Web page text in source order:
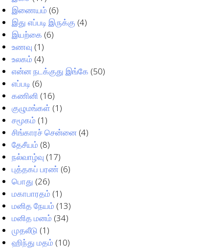
இணையம் (6)
இது எப்படி இருக்கு (4)
இயற்கை (6)
உணவு (1)
உலகம் (4)
என்ன நடக்குது இங்கே (50)
எப்படி (6)
கணினி (16)
குழுமங்கள் (1)
சமூகம் (1)
சிங்காரச் சென்னை (4)
தேசீயம் (8)
நல்வாழ்வு (17)
புத்தகப் பரண் (6)
பொது (26)
மகாபாரதம் (1)
மனித நேயம் (13)
மனித மனம் (34)
முதலீடு (1)
ஹிந்து மதம் (10)